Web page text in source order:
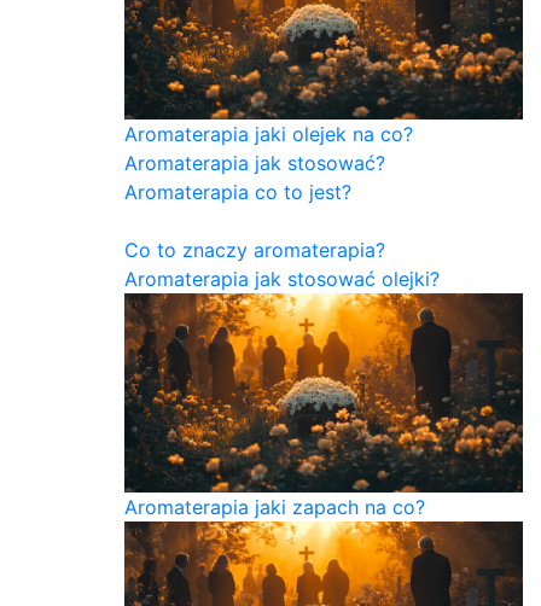
Aromaterapia jaki olejek na co?
Aromaterapia jak stosować?
Aromaterapia co to jest?
Co to znaczy aromaterapia?
Aromaterapia jak stosować olejki?
Aromaterapia jaki zapach na co?